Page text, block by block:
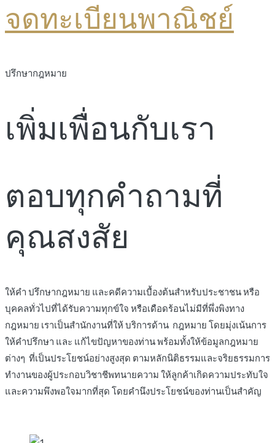
จดทะเบียนพาณิชย์
ปรึกษากฎหมาย
เพิ่มเพื่อนกับเรา
ตอบทุกคำถามที่
คุณสงสัย
ให้คำ ปรึกษากฎหมาย และคดีความเบื้องต้นสำหรับประชาชน หรือ
บุคคลทั่วไปที่ได้รับความทุกข์ใจ หรือเดือดร้อนไม่มีที่พึ่งพิงทาง
กฎหมาย เราเป็นสำนักงานที่ให้ บริการด้าน กฎหมาย โดยมุ่งเน้นการ
ให้คำปรึกษา และ แก้ไขปัญหาของท่าน พร้อมทั้งให้ข้อมูลกฎหมาย
ต่างๆ ที่เป็นประโยชน์อย่างสูงสุด ตามหลักนิติธรรมและจริยธรรมการ
ทำงานของผู้ประกอบวิชาชีพทนายความ ให้ลูกค้าเกิดความประทับใจ
และความพึงพอใจมากที่สุด โดยคำนึงประโยชน์ของท่านเป็นสำคัญ